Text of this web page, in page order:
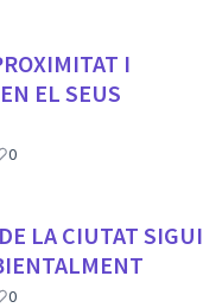
I
EL SEUS
0
LA CIUTAT SIGUI
0